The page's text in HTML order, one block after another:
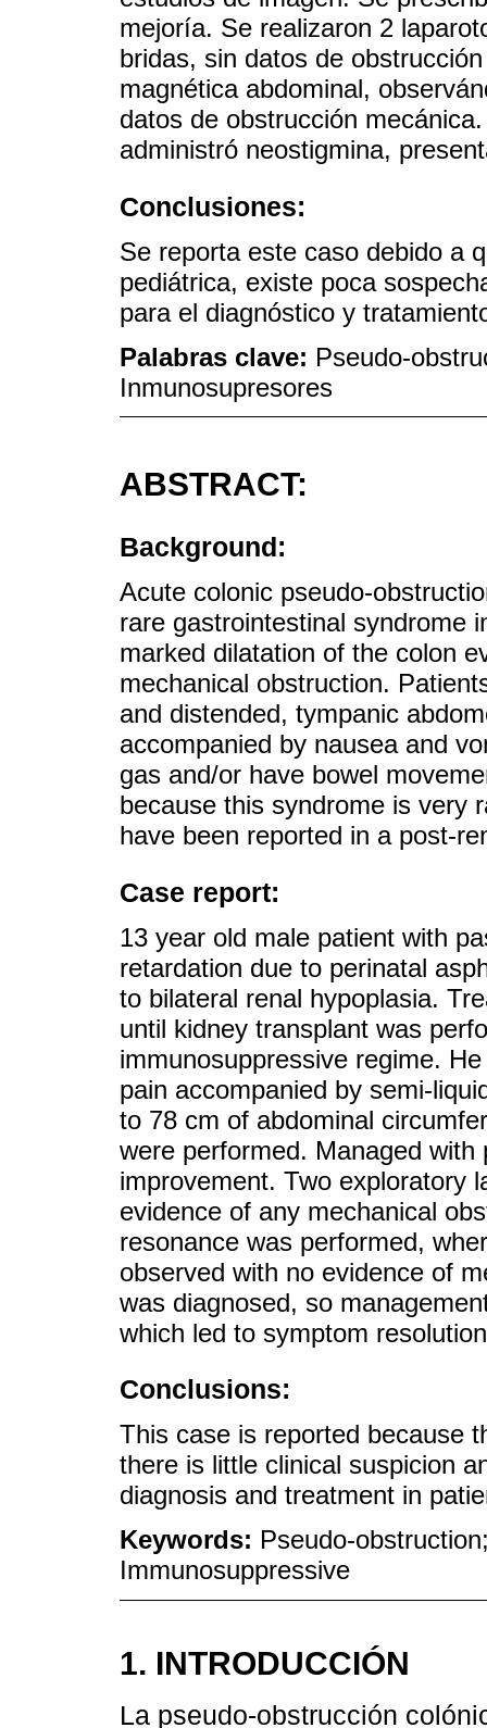
mejoría. Se realizaron 2
bridas, sin datos de
magnética abdominal,
datos de obstrucción
administró neostigmina,
Conclusiones:
Se reporta este caso debido a
pediátrica, existe poca
para el diagnóstico y
Palabras clave: Pseudo-
Inmunosupresores
ABSTRACT:
Background:
Acute colonic pseudo-
rare gastrointestinal syndrome
marked dilatation of the colon
mechanical obstruction.
and distended, tympanic
accompanied by nausea and
gas and/or have bowel
because this syndrome is very
have been reported in a post-
Case report:
13 year old male patient with
retardation due to perinatal
to bilateral renal hypoplasia.
until kidney transplant was
immunosuppressive regime.
pain accompanied by semi-
to 78 cm of abdominal
were performed. Managed
improvement. Two exploratory
evidence of any mechanical
resonance was performed,
observed with no evidence of
was diagnosed, so
which led to symptom
Conclusions:
This case is reported because
there is little clinical suspicion
diagnosis and treatment in
Keywords: Pseudo-
Immunosuppressive
1. INTRODUCCIÓN
La pseudo-obstrucción